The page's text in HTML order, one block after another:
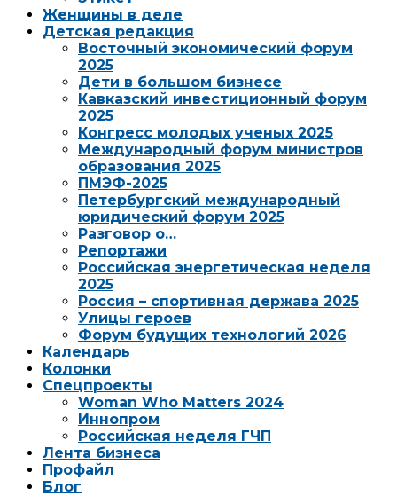
Женщины в деле
Детская редакция
Восточный экономический форум
2025
Дети в большом бизнесе
Кавказский инвестиционный форум
2025
Конгресс молодых ученых 2025
Международный форум министров
образования 2025
ПМЭФ-2025
Петербургский международный
юридический форум 2025
Разговор о…
Репортажи
Российская энергетическая неделя
2025
Россия – спортивная держава 2025
Улицы героев
Форум будущих технологий 2026
Календарь
Колонки
Спецпроекты
Woman Who Matters 2024
Иннопром
Российская неделя ГЧП
Лента бизнеса
Профайл
Блог